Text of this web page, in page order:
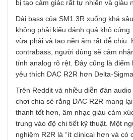
bị tạo cảm giác rất tự nhiên và giàu
Dải bass của SM1.3R xuống khá
không phải kiểu đánh quá khô
vừa phải và tạo nền âm rất dễ chịu.
contrabass, người dùng sẽ cảm
tính analog rõ rệt. Đây cũng là điểm
yêu thích DAC R2R hơn Delta-
Trên Reddit và nhiều diễn đàn
chơi chia sẻ rằng DAC R2R mang
thanh tốt hơn, âm nhạc giàu cảm
trung vào độ chi tiết kỹ thuật. Một
nghiệm R2R là “ít clinical hơn và có